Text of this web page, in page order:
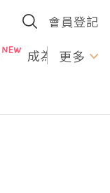
會員登記
成為U更多